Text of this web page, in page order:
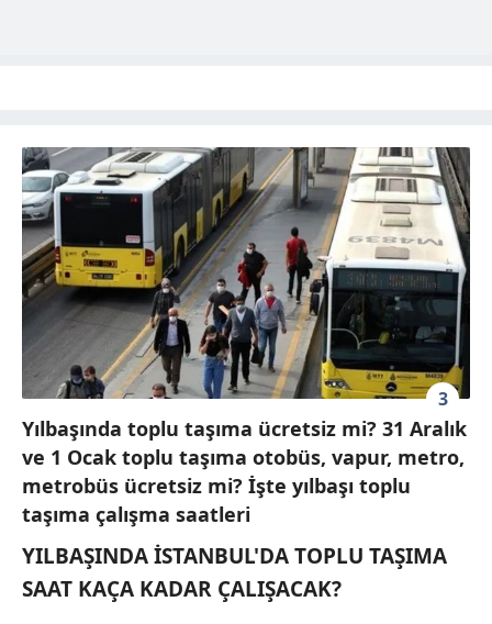
sınırlı olarak açık rızanız dahilinde kullanılacaktır.
Çerezlere ilişkin tercihlerinizi aşağıda yer alan panel
vasıtasıyla belirleyebilirsiniz. Çerezlere ilişkin detaylı bilgi
için Ayarlar butonuna tıklayabilir,
Çerez Bilgilendirme
Metnimiziziyaret edebilirsiniz.
6698 sayılı Kişisel Verilerin Korunması Kanunu uyarınca
hazırlanmış Aydınlatma Metnimizi okumak ve sitemizde
ilgili mevzuata uygun olarak kullanılan çerezlerle ilgili bilgi
3
Yılbaşında toplu taşıma ücretsiz mi? 31 Aralık
ve 1 Ocak toplu taşıma otobüs, vapur, metro,
metrobüs ücretsiz mi? İşte yılbaşı toplu
taşıma çalışma saatleri
YILBAŞINDA İSTANBUL'DA TOPLU TAŞIMA
SAAT KAÇA KADAR ÇALIŞACAK?